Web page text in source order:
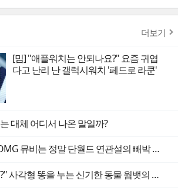
더보기
[밈] "애플워치는 안되나요?" 요즘 귀엽
다고 난리 난 갤럭시워치 '페드로 라쿤'
대체 어디서 나온 말일까?
[이슈점검] 뉴진스 OMG 뮤비는 정말 단월드 연관설의 빼박 증거일까
[훗] "이게 똥이라고?" 사각형 똥을 누는 신기한 동물 웜뱃의 비밀